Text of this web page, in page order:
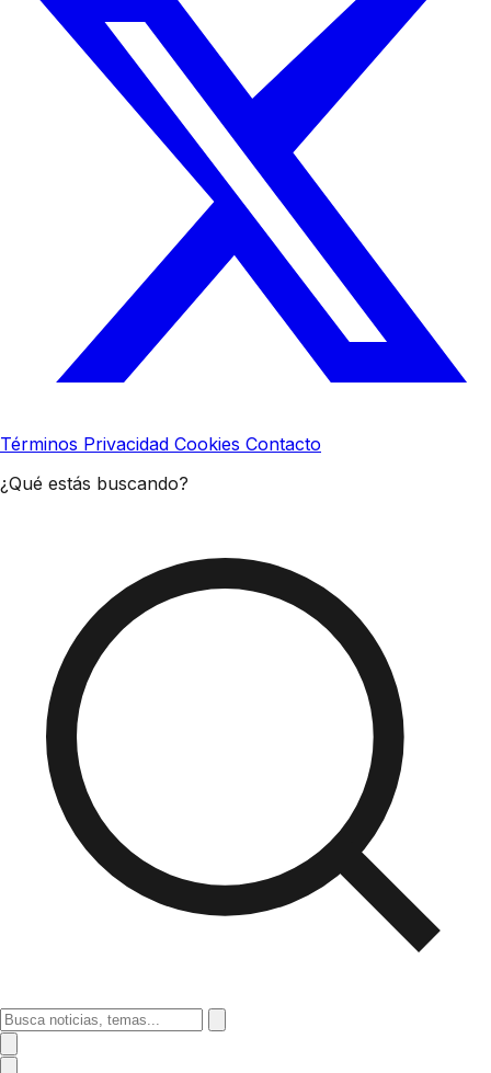
Términos Privacidad Cookies Contacto
¿Qué estás buscando?